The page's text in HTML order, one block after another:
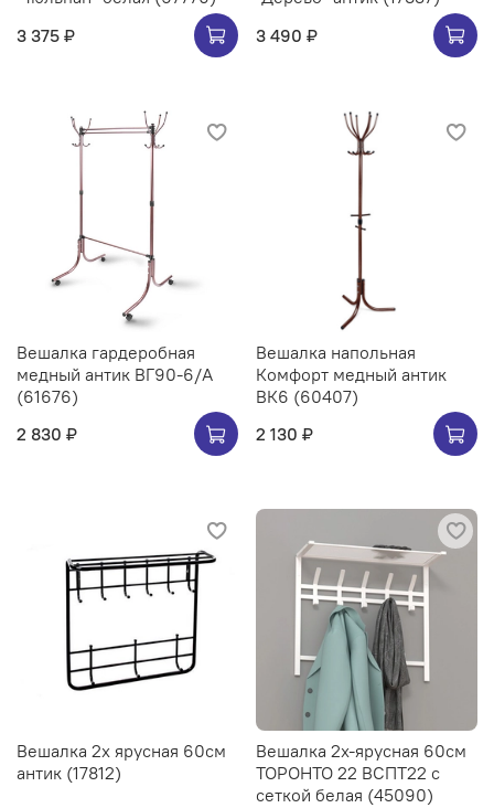
3 375 ₽
3 490 ₽
Вешалка гардеробная
медный антик ВГ90-6/А
(61676)
2 830 ₽
Вешалка напольная
Комфорт медный антик
ВК6 (60407)
2 130 ₽
Вешалка 2х ярусная 60см
антик (17812)
Вешалка 2х-ярусная 60см
ТОРОНТО 22 ВСПТ22 с
сеткой белая (45090)